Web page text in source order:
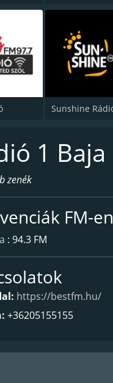
1 Baja
zenék
FM-en
: 94.3 FM
https://bestfm.hu/
+36205155155